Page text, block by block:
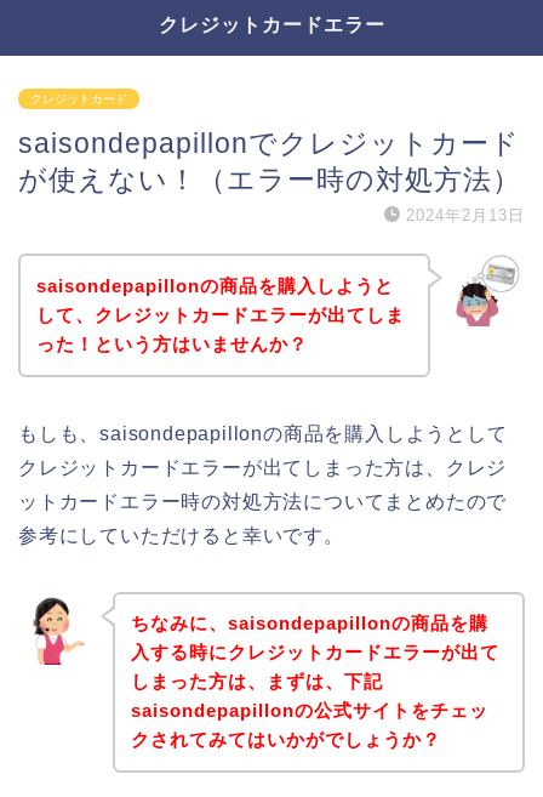
クレジットカードエラー
クレジットカード
saisondepapillonでクレジットカード
が使えない！（エラー時の対処方法）
2024年2月13日
saisondepapillonの商品を購入しようと
して、クレジットカードエラーが出てしま
った！という方はいませんか？
もしも、saisondepapillonの商品を購入しようとして
クレジットカードエラーが出てしまった方は、クレジ
ットカードエラー時の対処方法についてまとめたので
参考にしていただけると幸いです。
ちなみに、saisondepapillonの商品を購
入する時にクレジットカードエラーが出て
しまった方は、まずは、下記
saisondepapillonの公式サイトをチェッ
クされてみてはいかがでしょうか？